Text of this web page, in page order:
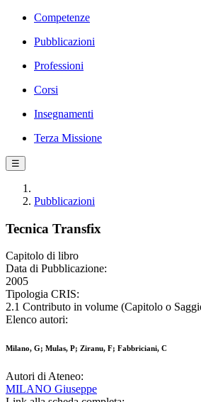
Competenze
Pubblicazioni
Professioni
Corsi
Insegnamenti
Terza Missione
☰
Pubblicazioni
Tecnica Transfix
Capitolo di libro
Data di Pubblicazione:
2005
Tipologia CRIS:
2.1 Contributo in volume (Capitolo o
Elenco autori:
Milano, G; Mulas, P; Ziranu, F; Fabbriciani, C
Autori di Ateneo:
MILANO Giuseppe